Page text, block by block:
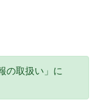
の取扱い」に